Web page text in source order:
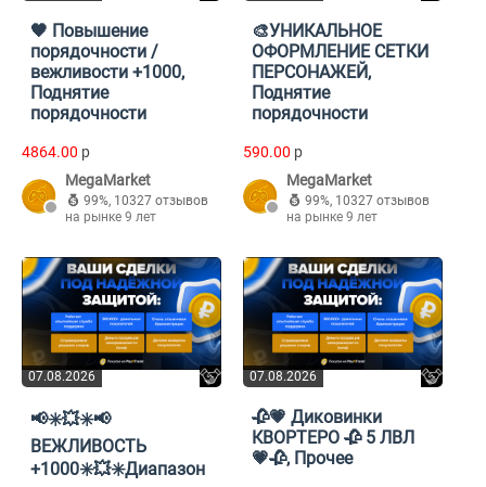
🖤 Повышение
порядочности /
вежливости +1000,
Поднятие
порядочности
4864.00 p
MegaMarket
99%, 10327 отзывов
на рынке 9 лет
🎨УНИКАЛЬНОЕ
ОФОРМЛЕНИЕ СЕТКИ
ПЕРСОНАЖЕЙ,
Поднятие
порядочности
590.00 p
MegaMarket
99%, 10327 отзывов
на рынке 9 лет
07.08.2026
📢✳️💥✳️📢
ВЕЖЛИВОСТЬ
+1000✳️💥✳️Диапазон
07.08.2026
🥀💗 Диковинки
КВОРТЕРО 🥀 5 ЛВЛ
💗🥀, Прочее